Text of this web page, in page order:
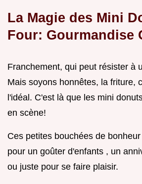
La Magie des Mini
Four: Gourmandise
Franchement, qui peut résister à
Mais soyons honnêtes, la friture,
l'idéal. C'est là que les mini
en scène!
Ces petites bouchées de
pour un goûter d'enfants , un
ou juste pour se faire plaisir.